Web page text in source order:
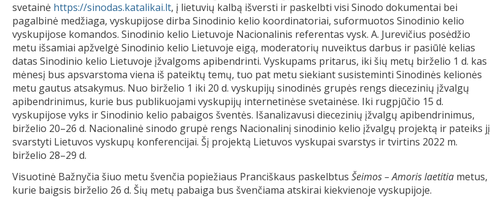
svetainė https://sinodas.katalikai.lt, į lietuvių kalbą išversti ir paskelbti visi Sinodo dokumentai bei
pagalbinė medžiaga, vyskupijose dirba Sinodinio kelio koordinatoriai, suformuotos Sinodinio kelio
vyskupijose komandos. Sinodinio kelio Lietuvoje Nacionalinis referentas vysk. A. Jurevičius posėdžio
metu išsamiai apžvelgė Sinodinio kelio Lietuvoje eigą, moderatorių nuveiktus darbus ir pasiūlė kelias
datas Sinodinio kelio Lietuvoje įžvalgoms apibendrinti. Vyskupams pritarus, iki šių metų birželio 1 d. kas
mėnesį bus apsvarstoma viena iš pateiktų temų, tuo pat metu siekiant susisteminti Sinodinės kelionės
metu gautus atsakymus. Nuo birželio 1 iki 20 d. vyskupijų sinodinės grupės rengs diecezinių įžvalgų
apibendrinimus, kurie bus publikuojami vyskupijų internetinėse svetainėse. Iki rugpjūčio 15 d.
vyskupijose vyks ir Sinodinio kelio pabaigos šventės. Išanalizavusi diecezinių įžvalgų apibendrinimus,
birželio 20–26 d. Nacionalinė sinodo grupė rengs Nacionalinį sinodinio kelio įžvalgų projektą ir pateiks jį
svarstyti Lietuvos vyskupų konferencijai. Šį projektą Lietuvos vyskupai svarstys ir tvirtins 2022 m.
birželio 28–29 d.
Visuotinė Bažnyčia šiuo metu švenčia popiežiaus Pranciškaus paskelbtus Šeimos – Amoris laetitia metus,
kurie baigsis birželio 26 d. Šių metų pabaiga bus švenčiama atskirai kiekvienoje vyskupijoje.